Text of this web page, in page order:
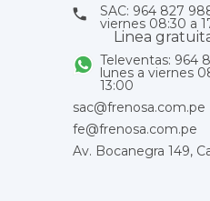
SAC: 964 827
viernes 08:30 a
Linea
Televentas: 964
lunes a viernes
13:00
sac@frenosa.com.pe
fe@frenosa.com.pe
Av. Bocanegra 149,